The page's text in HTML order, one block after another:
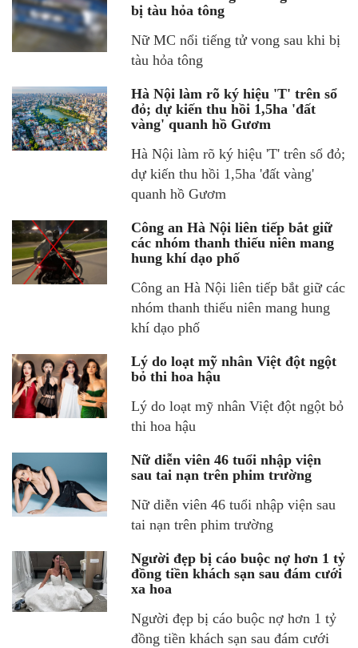
bị tàu hỏa tông
Nữ MC nổi tiếng tử vong sau khi bị
tàu hỏa tông
Hà Nội làm rõ ký hiệu 'T' trên sổ
đỏ; dự kiến thu hồi 1,5ha 'đất
vàng' quanh hồ Gươm
Hà Nội làm rõ ký hiệu 'T' trên sổ đỏ;
dự kiến thu hồi 1,5ha 'đất vàng'
quanh hồ Gươm
Công an Hà Nội liên tiếp bắt giữ
các nhóm thanh thiếu niên mang
hung khí dạo phố
Công an Hà Nội liên tiếp bắt giữ các
nhóm thanh thiếu niên mang hung
khí dạo phố
Lý do loạt mỹ nhân Việt đột ngột
bỏ thi hoa hậu
Lý do loạt mỹ nhân Việt đột ngột bỏ
thi hoa hậu
Nữ diễn viên 46 tuổi nhập viện
sau tai nạn trên phim trường
Nữ diễn viên 46 tuổi nhập viện sau
tai nạn trên phim trường
Người đẹp bị cáo buộc nợ hơn 1 tỷ
đồng tiền khách sạn sau đám cưới
xa hoa
Người đẹp bị cáo buộc nợ hơn 1 tỷ
đồng tiền khách sạn sau đám cưới